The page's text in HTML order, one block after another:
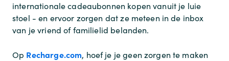
internationale cadeaubonnen kopen vanuit je luie
stoel - en ervoor zorgen dat ze meteen in de inbox
van je vriend of familielid belanden.
Op Recharge.com, hoef je je geen zorgen te maken